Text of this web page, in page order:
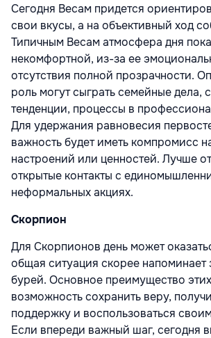
Сегодня Весам придется
свои вкусы, а на объективный ход
Типичным Весам атмосфера дня
некомфортной, из-за ее
отсутствия полной прозрачности.
роль могут сыграть семейные дела,
тенденции, процессы в
Для удержания равновесия
важность будет иметь компромисс
настроений или ценностей. Лучше
открытые контакты с
неформальных акциях.
Скорпион
Для Скорпионов день может
общая ситуация скорее напоминает
бурей. Основное преимущество
возможность сохранить веру,
поддержку и воспользоваться
Если впереди важный шаг, сегодня